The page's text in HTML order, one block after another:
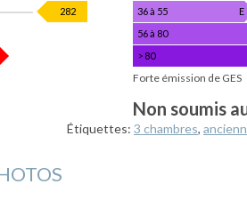
282KWhEP
36 à 55
E
56 à 80
> 80
Forte émission de GES
Non soumis
Étiquettes: 3 chambres,